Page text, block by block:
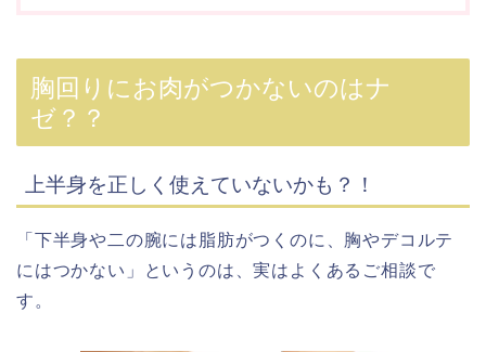
胸回りにお肉がつかないのはナ
ゼ？？
上半身を正しく使えていないかも？！
「下半身や二の腕には脂肪がつくのに、胸やデコルテ
にはつかない」というのは、実はよくあるご相談で
す。